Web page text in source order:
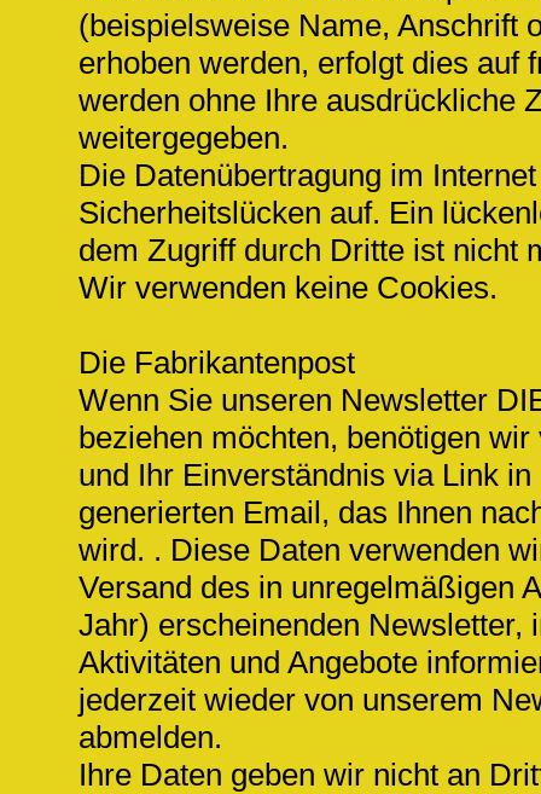
(beispielsweise Name, Anschrift
erhoben werden, erfolgt dies auf
werden ohne Ihre ausdrückliche
weitergegeben.
Die Datenübertragung im
Sicherheitslücken auf. Ein
dem Zugriff durch Dritte ist nicht
Wir verwenden keine Cookies.
Die Fabrikantenpost
Wenn Sie unseren Newsletter
beziehen möchten, benötigen
und Ihr Einverständnis via Link
generierten Email, das Ihnen
wird. . Diese Daten verwenden
Versand des in unregelmäßigen
Jahr) erscheinenden Newsletter,
Aktivitäten und Angebote
jederzeit wieder von unserem
abmelden.
Ihre Daten geben wir nicht an